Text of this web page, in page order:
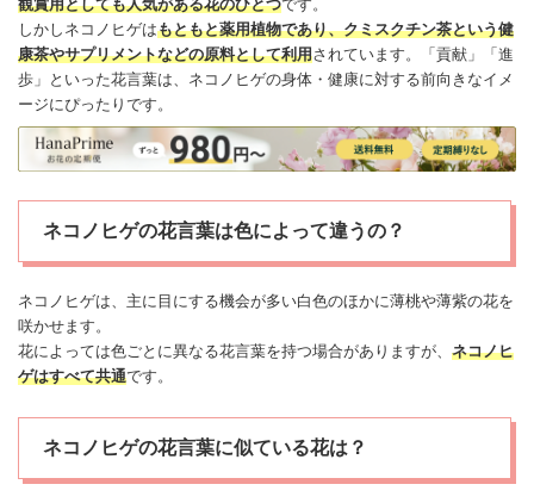
観賞用としても人気がある花のひとつです。
しかしネコノヒゲはもともと薬用植物であり、クミスクチン茶という健
康茶やサプリメントなどの原料として利用されています。「貢献」「進
歩」といった花言葉は、ネコノヒゲの身体・ 健康に対する前向きなイメ
ージにぴったりです。
ネコノヒゲの花言葉は色によって違うの？
ネコノヒゲは、主に目にする機会が多い白色のほかに薄桃や薄紫の花を
咲かせます。
花によっては色ごとに異なる花言葉を持つ場合がありますが、 ネコノヒ
ゲはすべて共通です。
ネコノヒゲの花言葉に似ている花は？